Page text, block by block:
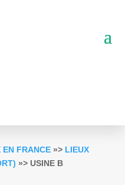
EN FRANCE»> LIEUX
»> USINE B